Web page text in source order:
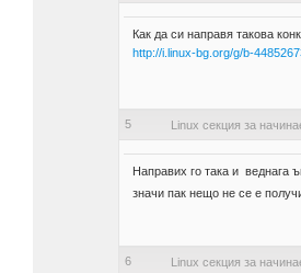
Как да си направя такова
http://i.linux-bg.org/g/b-
5 Linux секция за
Направих го така и веднага
значи пак нещо не се е
6 Linux секция за